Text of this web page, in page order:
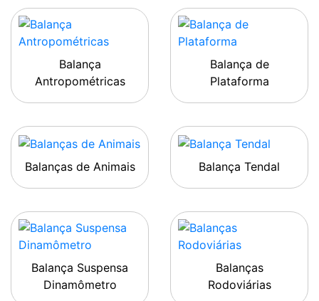
Balança
Antropométricas
Balança de
Plataforma
Balanças de Animais Balança Tendal
Balança Suspensa
Dinamômetro
Balanças
Rodoviárias